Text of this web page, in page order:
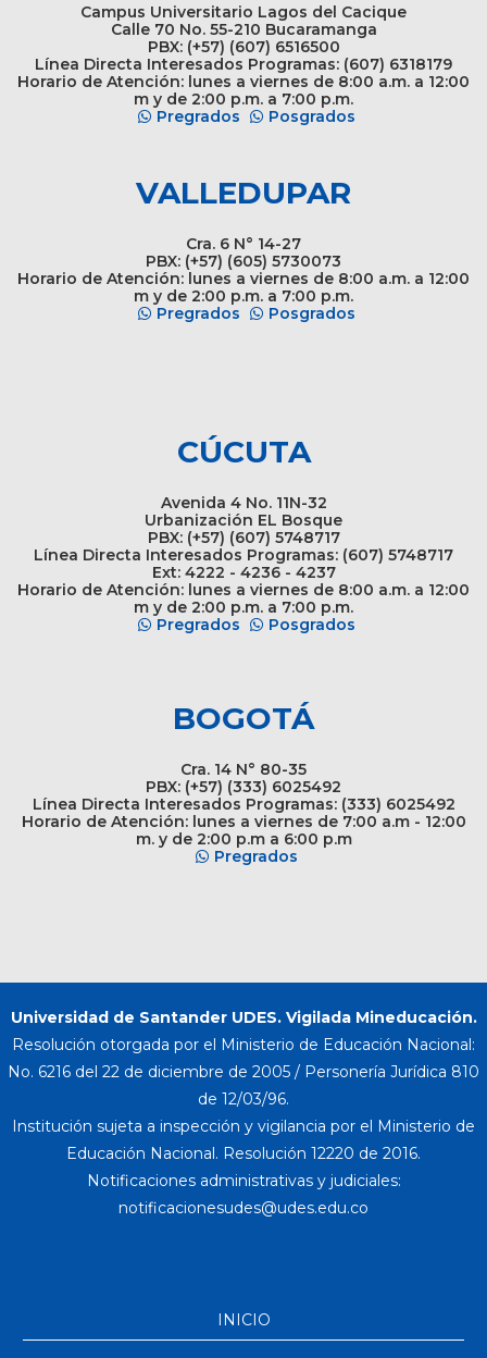
Campus Universitario Lagos del Cacique
Calle 70 No. 55-210 Bucaramanga
PBX: (+57) (607) 6516500
Línea Directa Interesados Programas: (607) 6318179
Horario de Atención: lunes a viernes de 8:00 a.m. a 12:00
m y de 2:00 p.m. a 7:00 p.m.
Pregrados
Posgrados
VALLEDUPAR
Cra. 6 N° 14-27
PBX: (+57) (605) 5730073
Horario de Atención: lunes a viernes de 8:00 a.m. a 12:00
m y de 2:00 p.m. a 7:00 p.m.
Pregrados
Posgrados
CÚCUTA
Avenida 4 No. 11N-32
Urbanización EL Bosque
PBX: (+57) (607) 5748717
Línea Directa Interesados Programas: (607) 5748717
Ext: 4222 - 4236 - 4237
Horario de Atención: lunes a viernes de 8:00 a.m. a 12:00
m y de 2:00 p.m. a 7:00 p.m.
Pregrados
Posgrados
BOGOTÁ
Cra. 14 N° 80-35
PBX: (+57) (333) 6025492
Línea Directa Interesados Programas: (333) 6025492
Horario de Atención: lunes a viernes de 7:00 a.m - 12:00
m. y de 2:00 p.m a 6:00 p.m
Pregrados
Universidad de Santander UDES. Vigilada Mineducación.
Resolución otorgada por el Ministerio de Educación Nacional:
No. 6216 del 22 de diciembre de 2005 / Personería Jurídica 810
de 12/03/96.
Institución sujeta a inspección y vigilancia por el Ministerio de
Educación Nacional. Resolución 12220 de 2016.
Notificaciones administrativas y judiciales:
INICIO